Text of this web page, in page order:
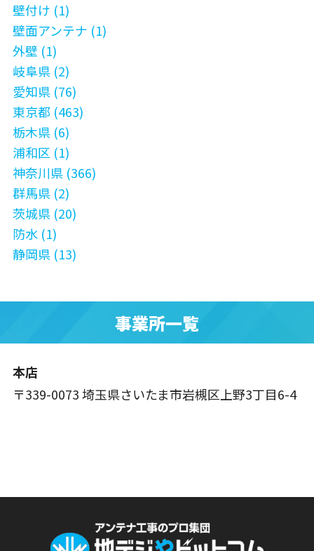
壁付け (1)
壁面アンテナ (1)
外壁 (1)
岐阜県 (2)
愛知県 (76)
東京都 (463)
栃木県 (6)
浦和区 (1)
神奈川県 (366)
群馬県 (2)
茨城県 (20)
防水 (1)
静岡県 (13)
事業所一覧
本店
〒339-0073 埼玉県さいたま市岩槻区上野3丁目6-4